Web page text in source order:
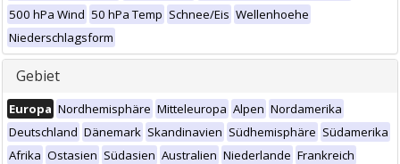
500 hPa Wind 50 hPa Temp Schnee/Eis Wellenhoehe
Niederschlagsform
Gebiet
Europa Nordhemisphäre Mitteleuropa Alpen Nordamerika
Deutschland Dänemark Skandinavien Südhemisphäre Südamerika
Afrika Ostasien Südasien Australien Niederlande Frankreich